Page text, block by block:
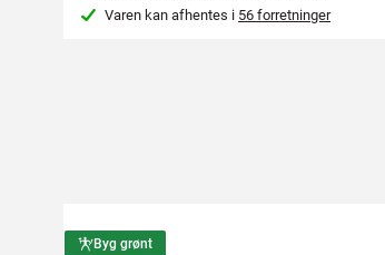
Varen kan afhentes i 56 forretninger
Byg grønt